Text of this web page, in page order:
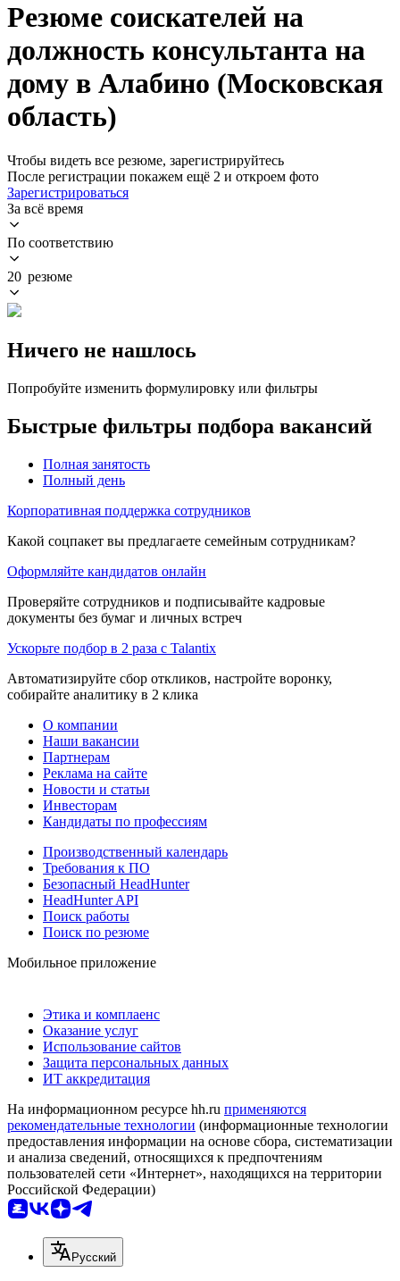
Резюме соискателей на
должность консультанта на
дому в Алабино (Московская
область)
Чтобы видеть все резюме, зарегистрируйтесь
После регистрации покажем ещё 2 и откроем фото
Зарегистрироваться
За всё время
По соответствию
20 резюме
Ничего не нашлось
Попробуйте изменить формулировку или фильтры
Быстрые фильтры подбора вакансий
Полная занятость
Полный день
Корпоративная поддержка сотрудников
Какой соцпакет вы предлагаете семейным сотрудникам?
Оформляйте кандидатов онлайн
Проверяйте сотрудников и подписывайте кадровые
документы без бумаг и личных встреч
Ускорьте подбор в 2 раза с Talantix
Автоматизируйте сбор откликов, настройте воронку,
собирайте аналитику в 2 клика
О компании
Наши вакансии
Партнерам
Реклама на сайте
Новости и статьи
Инвесторам
Кандидаты по профессиям
Производственный календарь
Требования к ПО
Безопасный HeadHunter
HeadHunter API
Поиск работы
Поиск по резюме
Мобильное приложение
Этика и комплаенс
Оказание услуг
Использование сайтов
Защита персональных данных
ИТ аккредитация
На информационном ресурсе hh.ru применяются
рекомендательные технологии (информационные технологии
предоставления информации на основе сбора, систематизации
и анализа сведений, относящихся к предпочтениям
пользователей сети «Интернет», находящихся на территории
Российской Федерации)
Русский